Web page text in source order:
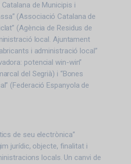
de Municipis i
(Associació Catalana de
(Agència de Residus de
local. Ajuntament
i administració local”
potencial win-win”
del Segrià) i “Bones
(Federació Espanyola de
de seu electrònica”
jurídic, objecte, finalitat i
locals. Un canvi de